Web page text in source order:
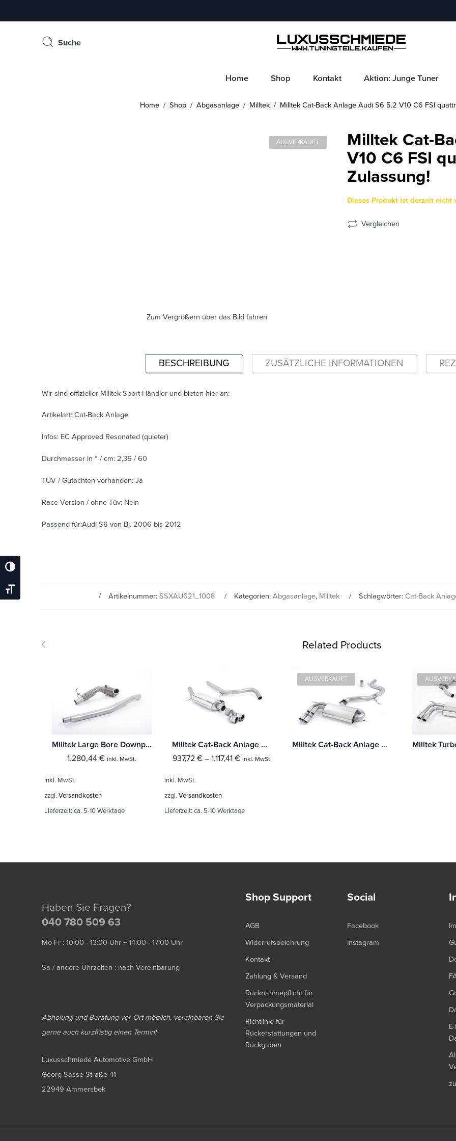
Umschalten Auf Hohe Kontraste
Schrift Vergrößern
Suche
Home Shop Kontakt Aktion: Junge Tuner
Home / Shop / Abgasanlage / Milltek / Milltek Cat-Back Anlage Audi S6 5.2 V10 C6 FSI
AUSVERKAUFT
Zum Vergrößern über das Bild fahren
Milltek Cat-
V10 C6 FSI
Zulassung!
Dieses Produkt ist derzeit nicht
Vergleichen
BESCHREIBUNG ZUSÄTZLICHE INFORMATIONEN
Wir sind offizieller Milltek Sport Händler und bieten hier an:
Artikelart: Cat-Back Anlage
Infos: EC Approved Resonated (quieter)
Durchmesser in “ / cm: 2,36 / 60
TÜV / Gutachten vorhanden: Ja
Race Version / ohne Tüv: Nein
Passend für:Audi S6 von Bj. 2006 bis 2012
Artikelnummer: SSXAU621_1008 Kategorien: Abgasanlage, Milltek Schlagwörter: Cat-Back
Related Products
Milltek Large Bore Downpipe und Hi-Flow Sports Cat Audi A3 2.0 TFSI quattro Sedan 8V (Nur US-Modelle)
1.280,44 € inkl. MwSt.
inkl. MwSt.
zzgl. Versandkosten
Lieferzeit: ca. 5-10 Werktage
Milltek Cat-Back Anlage Audi A1 1.4 TFSI S line 122PS
937,72 €– 1.117,41 € inkl. MwSt.
inkl. MwSt.
zzgl. Versandkosten
Lieferzeit: ca. 5-10 Werktage
AUSVERKAUFT
Milltek Cat-Back Anlage Audi A3 2.0T FSI 2WD 3-Türer
Haben Sie Fragen?
040 780 509 63
Mo-Fr : 10:00 - 13:00 Uhr + 14:00 - 17:00 Uhr
Sa / andere Uhrzeiten : nach Vereinbarung
Abholung und Beratung vor Ort möglich, vereinbaren Sie
gerne auch kurzfristig einen Termin!
Luxusschmiede Automotive GmbH
Georg-Sasse-Straße 41
22949 Ammersbek
Shop Support
AGB
Widerrufsbelehrung
Kontakt
Zahlung & Versand
Rücknahmepflicht für
Verpackungsmaterial
Richtlinie für
Rückerstattungen und
Rückgaben
Social
Facebook
Instagram